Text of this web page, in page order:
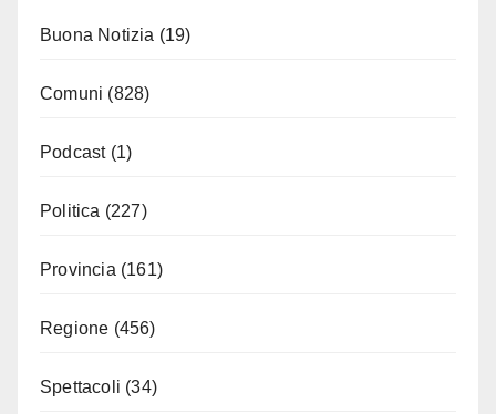
Buona Notizia (19)
Comuni (828)
Podcast(1)
Politica (227)
Provincia (161)
Regione (456)
Spettacoli (34)